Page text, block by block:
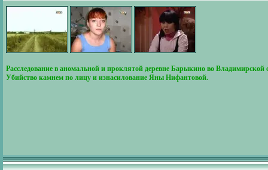
Расследование в аномальной и проклятой деревне Барыкино во Владимирской
Убийство камнем по лицу и изнасилование Яны Нифантовой.